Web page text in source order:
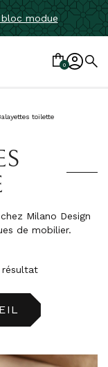
modue
0
toilette
Milano Design
de mobilier.
résultat